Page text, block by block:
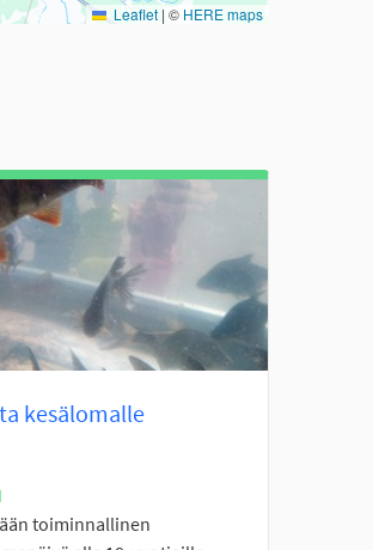
Leaflet | © HERE maps
kesälomalle
toiminnallinen